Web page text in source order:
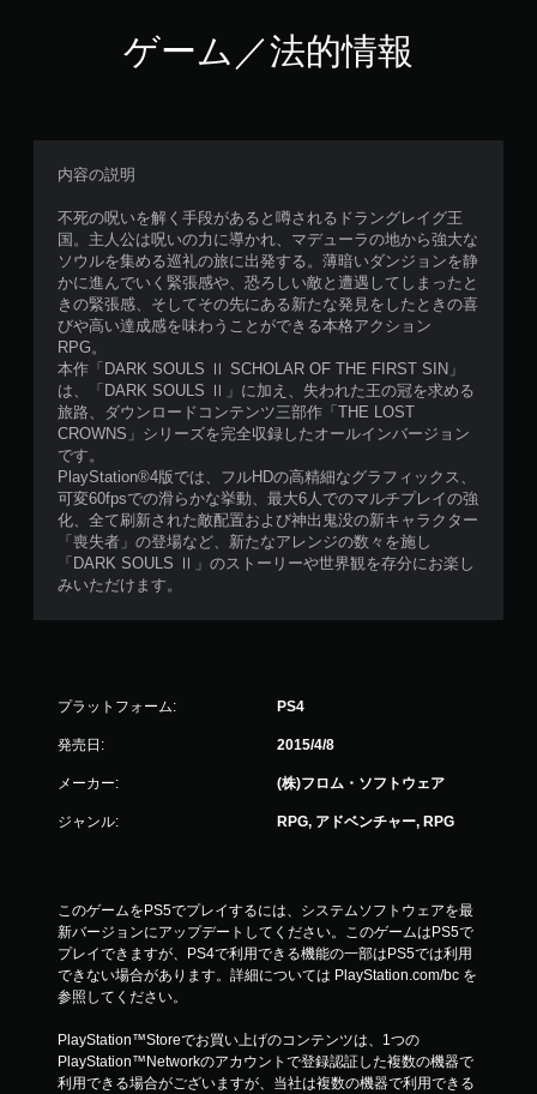
ゲーム／法的情報
内容の説明
不死の呪いを解く手段があると噂されるドラングレイグ王
国。主人公は呪いの力に導かれ、マデューラの地から強大な
ソウルを集める巡礼の旅に出発する。薄暗いダンジョンを静
かに進んでいく緊張感や、恐ろしい敵と遭遇してしまったと
きの緊張感、そしてその先にある新たな発見をしたときの喜
びや高い達成感を味わうことができる本格アクション
RPG。
本作「DARK SOULS Ⅱ SCHOLAR OF THE FIRST SIN」
は、「DARK SOULS Ⅱ」に加え、失われた王の冠を求める
旅路、ダウンロードコンテンツ三部作「THE LOST
CROWNS」シリーズを完全収録したオールインバージョン
です。
PlayStation®4版では、フルHDの高精細なグラフィックス、
可変60fpsでの滑らかな挙動、最大6人でのマルチプレイの強
化、全て刷新された敵配置および神出鬼没の新キャラクター
「喪失者」の登場など、新たなアレンジの数々を施し
「DARK SOULS Ⅱ」のストーリーや世界観を存分にお楽し
みいただけます。
プラットフォーム: PS4
発売日: 2015/4/8
メーカー: (株)フロム・ソフトウェア
ジャンル: RPG, アドベンチャー, RPG
このゲームをPS5でプレイするには、システムソフトウェアを最
新バージョンにアップデートしてください。このゲームはPS5で
プレイできますが、PS4で利用できる機能の一部はPS5では利用
できない場合があります。詳細については PlayStation.com/bc を
参照してください。
PlayStation™Storeでお買い上げのコンテンツは、1つの
PlayStation™Networkのアカウントで登録認証した複数の機器で
利用できる場合がございますが、当社は複数の機器で利用できる